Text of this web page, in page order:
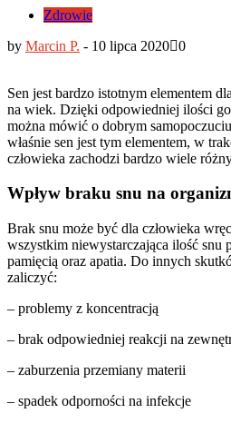
Zdrowie
by Marcin P. - 10 lipca 2020 0
Sen jest bardzo istotnym elementem
na wiek. Dzięki odpowiedniej ilości
można mówić o dobrym
właśnie sen jest tym elementem, w
człowieka zachodzi bardzo wiele
Wpływ braku snu na
Brak snu może być dla człowieka
wszystkim niewystarczająca ilość snu
pamięcią oraz apatia. Do innych
zaliczyć:
– problemy z koncentracją
– brak odpowiedniej reakcji na
– zaburzenia przemiany materii
– spadek odporności na infekcje